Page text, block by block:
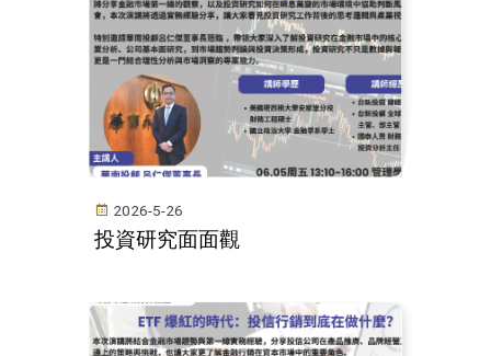
2026-5-26
投資研究面面觀